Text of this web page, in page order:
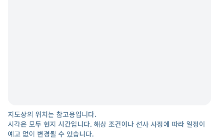
지도상의 위치는 참고용입니다.
시각은 모두 현지 시간입니다. 해상 조건이나 선사 사정에 따라 일정이
예고 없이 변경될 수 있습니다.